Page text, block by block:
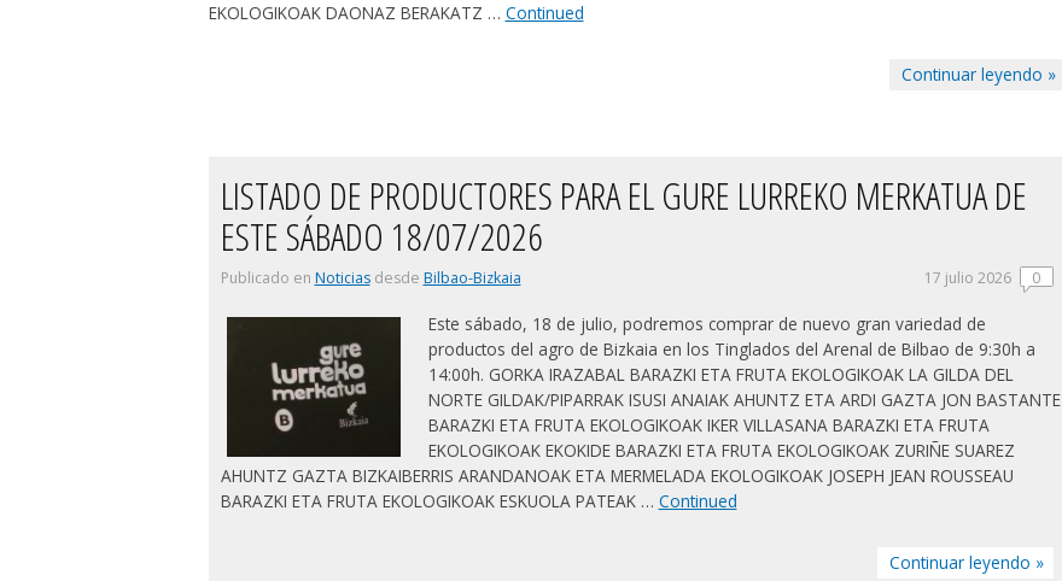
EKOLOGIKOAK DAONAZ BERAKATZ … Continued
Continuar leyendo »
LISTADO DE PRODUCTORES PARA EL GURE LURREKO MERKATUA DE
ESTE SÁBADO 18/07/2026
Publicado en Noticiasdesde Bilbao-Bizkaia 17 julio 2026 0
Este sábado, 18 de julio, podremos comprar de nuevo gran variedad de
productos del agro de Bizkaia en los Tinglados del Arenal de Bilbao de 9:30h a
14:00h. GORKA IRAZABAL BARAZKI ETA FRUTA EKOLOGIKOAK LA GILDA DEL
NORTE GILDAK/PIPARRAK ISUSI ANAIAK AHUNTZ ETA ARDI GAZTA JON BASTANTE
BARAZKI ETA FRUTA EKOLOGIKOAK IKER VILLASANA BARAZKI ETA FRUTA
EKOLOGIKOAK EKOKIDE BARAZKI ETA FRUTA EKOLOGIKOAK ZURIÑE SUAREZ
AHUNTZ GAZTA BIZKAIBERRIS ARANDANOAK ETA MERMELADA EKOLOGIKOAK JOSEPH JEAN ROUSSEAU
BARAZKI ETA FRUTA EKOLOGIKOAK ESKUOLA PATEAK … Continued
Continuar leyendo »